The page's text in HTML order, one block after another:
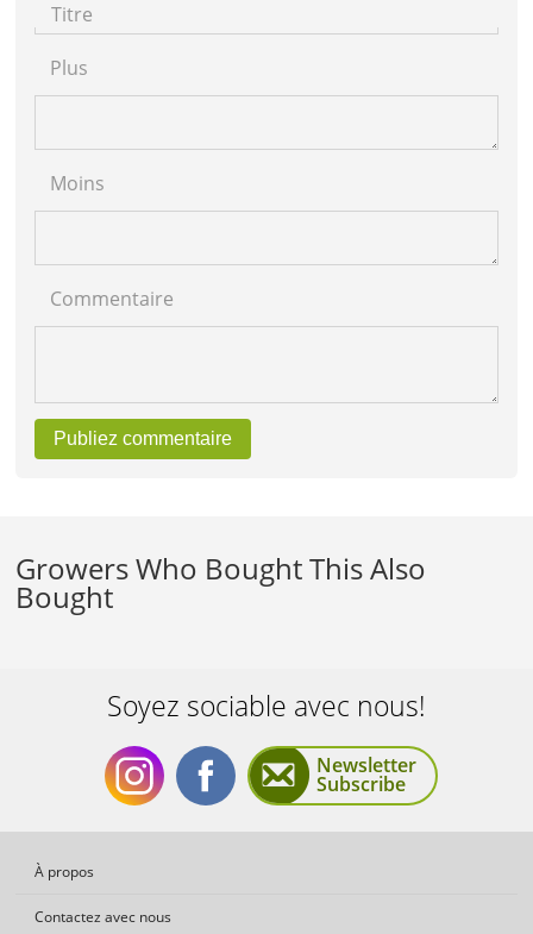
Titre
Plus
Moins
Commentaire
Publiez commentaire
Growers Who Bought This Also
Bought
Soyez sociable avec nous!
SoyezSoyez
Newsletter
Subscribe
À propos
Contactez avec nous